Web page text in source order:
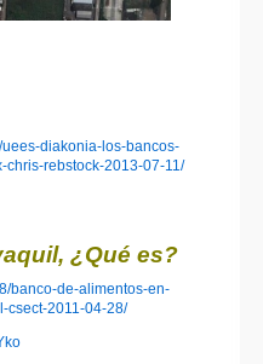
diakonia-los-bancos-
rebstock-2013-07-11/
¿Qué es?
banco-de-alimentos-en-
csect-2011-04-28/